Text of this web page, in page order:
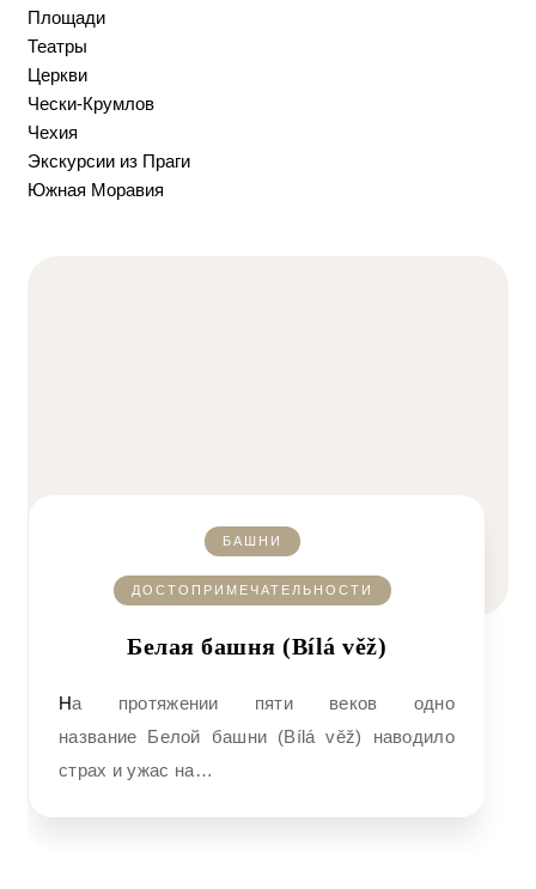
Площади
Театры
Церкви
Чески-Крумлов
Чехия
Экскурсии из Праги
Южная Моравия
БАШНИ
ДОСТОПРИМЕЧАТЕЛЬНОСТИ
Белая башня (Bílá věž)
На протяжении пяти веков одно
название Белой башни (Bílá věž) наводило
страх и ужас на…